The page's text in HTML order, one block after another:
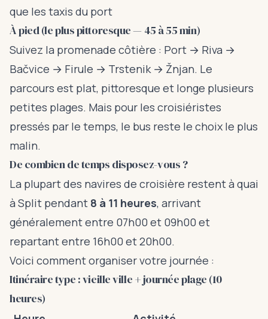
que les taxis du port
À pied (le plus pittoresque — 45 à 55 min)
Suivez la promenade côtière : Port → Riva →
Bačvice → Firule → Trstenik → Žnjan. Le
parcours est plat, pittoresque et longe plusieurs
petites plages. Mais pour les croisiéristes
pressés par le temps, le bus reste le choix le plus
malin.
De combien de temps disposez-vous ?
La plupart des navires de croisière restent à quai
à Split pendant 8 à 11 heures, arrivant
généralement entre 07h00 et 09h00 et
repartant entre 16h00 et 20h00.
Voici comment organiser votre journée :
Itinéraire type : vieille ville + journée plage (10
heures)